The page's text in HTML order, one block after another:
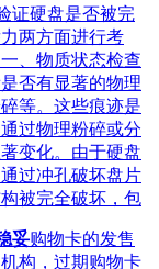
证硬盘是否被完
两方面进行考
、物质状态检查
否有显著的物理
等。这些痕迹是
过物理粉碎或分
变化。由于硬盘
过冲孔破坏盘片
被完全破坏，包
妥购物卡的发售
构，过期购物卡